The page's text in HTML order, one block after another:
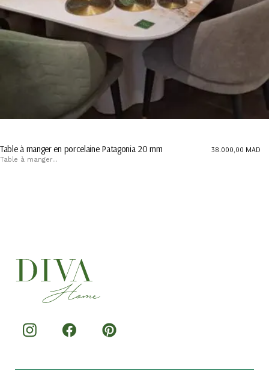
Table à manger en porcelaine Patagonia 20 mm
Table à manger...
38.000,00 MAD